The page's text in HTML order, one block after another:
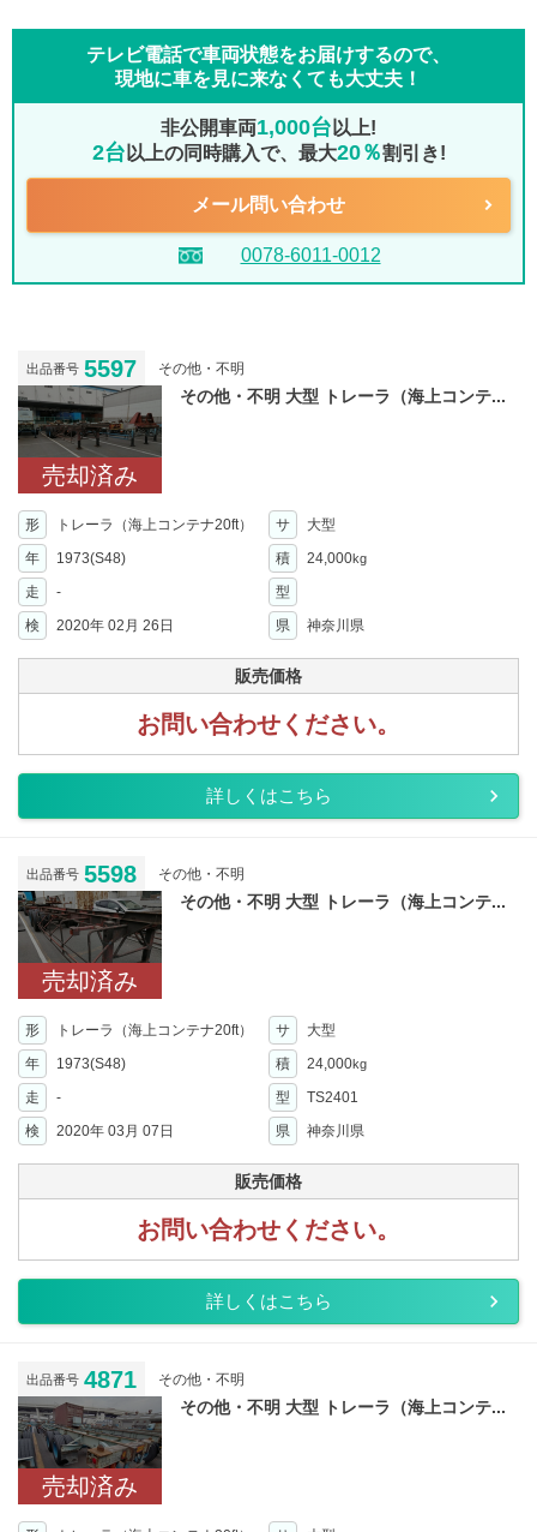
テレビ電話で車両状態をお届けするので、
現地に車を見に来なくても大丈夫！
非公開車両1,000台 以上!
2台 以上の同時購入で、最大20％割引き!
メール問い合わせ
0078-6011-0012
出品番号 5597 その他・不明
売却済み
その他・不明 大型 トレーラ（海上コンテ...
形 トレーラ（海上コンテナ20ft） サ
大型
年
1973(S48) 積 24,000kg
走 -
型
検
2020年 02月 26日 県 神奈川県
販売価格
お問い合わせください。
詳しくはこちら
出品番号 5598 その他・不明
売却済み
その他・不明 大型 トレーラ（海上コンテ...
形 トレーラ（海上コンテナ20ft） サ
大型
年
1973(S48) 積 24,000kg
走 - 型
TS2401
検
2020年 03月 07日 県 神奈川県
販売価格
お問い合わせください。
詳しくはこちら
出品番号 4871 その他・不明
売却済み
その他・不明 大型 トレーラ（海上コンテ...